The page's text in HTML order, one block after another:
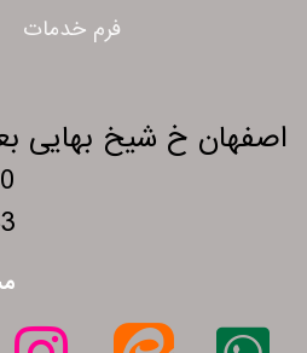
فرم خدمات
اصفهان خ شیخ بهایی بعد از